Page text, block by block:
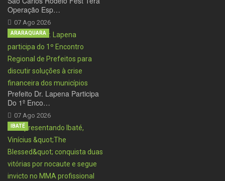
Operação Esp…
07 Ago 2026
Prefeito Dr. Lapena Participa
Do 1º Enco…
07 Ago 2026
ARARAQUARA
IBATÉ